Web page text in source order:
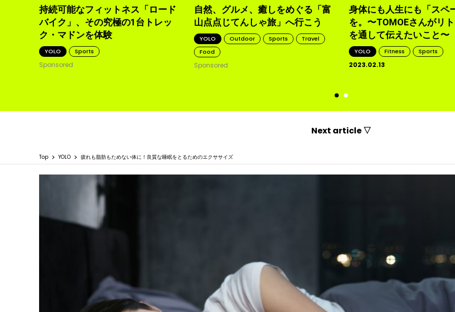
持続可能なフィットネス「ロード
バイク」、その究極の1台トレッ
ク・マドンを体験
YOLO Sports
Sponsored
自然、グルメ、癒しをめぐる「富
山点点じてんしゃ旅」へ行こう
YOLO Outdoor Sports
Travel
Food
Sponsored
身体にも人生にも「スペ
を。〜TOMOEさんがリ
を通して伝えたいこと〜
YOLO Fitness Sports
2023.02.13
Next article ▽
Top YOLO 疲れも脂肪もためない体に！良質な睡眠をとるためのエクササイズ